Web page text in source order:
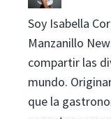
Soy Isabella
Manzanillo
compartir las
mundo.
que la